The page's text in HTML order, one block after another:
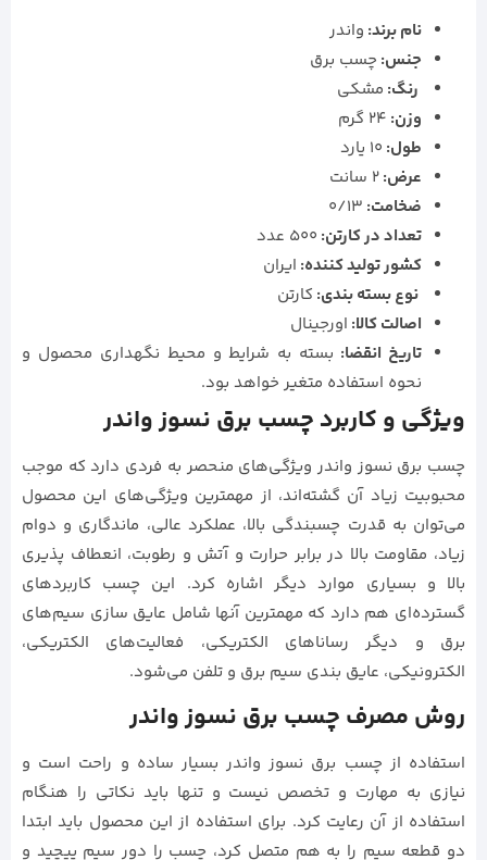
نام برند: واندر
جنس: چسب برق
رنگ: مشکی
وزن: 24 گرم
طول: 10 یارد
عرض:2 سانت
ضخامت: 0/13
تعداد در کارتن: 500 عدد
كشور توليد كننده: ایران
نوع بسته بندی: کارتن
اصالت کالا: اورجینال
تاریخ انقضا: بسته به شرایط و محیط نگهداری محصول و
نحوه استفاده متغیر خواهد بود.
ویژگی و کاربرد چسب برق نسوز واندر
چسب برق نسوز واندر ویژگی‌های منحصر به فردی دارد که موجب
محبوبیت زیاد آن گشته‌اند، از مهمترین ویژگی‌های این محصول
می‌توان به قدرت چسبندگی بالا، عملکرد عالی، ماندگاری و دوام
زیاد، مقاومت بالا در برابر حرارت و آتش و رطوبت، انعطاف پذیری
بالا و بسیاری موارد دیگر اشاره کرد. این چسب کاربردهای
گسترده‌ای هم دارد که مهمترین آنها شامل عایق سازی سیم‌های
برق و دیگر رساناهای الکتریکی، فعالیت‌های الکتریکی،
الکترونیکی، عایق بندی سیم برق و تلفن می‌شود.
روش مصرف چسب برق نسوز واندر
استفاده از چسب برق نسوز واندر بسیار ساده و راحت است و
نیازی به مهارت و تخصص نیست و تنها باید نکاتی را هنگام
استفاده از آن رعایت کرد. برای استفاده از این محصول باید ابتدا
دو قطعه سیم را به هم متصل کرد، چسب را دور سیم پیچید و